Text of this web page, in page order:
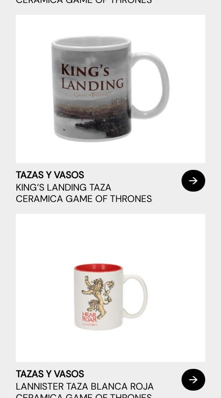
TAZAS Y VASOS
KING’S LANDING TAZA
CERAMICA GAME OF THRONES
TAZAS Y VASOS
LANNISTER TAZA BLANCA ROJA